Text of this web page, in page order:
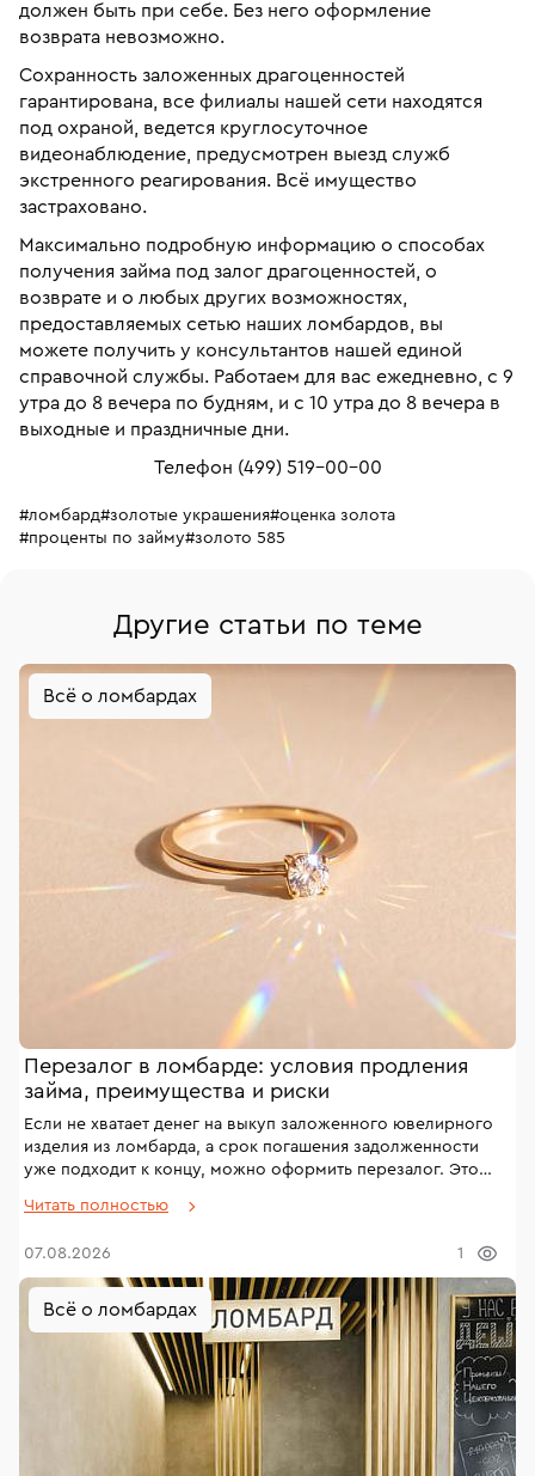
должен быть при себе. Без него оформление
возврата невозможно.
Сохранность заложенных драгоценностей
гарантирована, все филиалы нашей сети находятся
под охраной, ведется круглосуточное
видеонаблюдение, предусмотрен выезд служб
экстренного реагирования. Всё имущество
застраховано.
Максимально подробную информацию о способах
получения займа под залог драгоценностей, о
возврате и о любых других возможностях,
предоставляемых сетью наших ломбардов, вы
можете получить у консультантов нашей единой
справочной службы. Работаем для вас ежедневно, с 9
утра до 8 вечера по будням, и с 10 утра до 8 вечера в
выходные и праздничные дни.
Телефон (499) 519-00-00
#ломбард#золотые украшения#оценка золота
#проценты по займу#золото 585
Другие статьи по теме
Всё о ломбардах
Перезалог в ломбарде: условия продления
займа, преимущества и риски
Если не хватает денег на выкуп заложенного ювелирного
изделия из ломбарда, а срок погашения задолженности
уже подходит к концу, можно оформить перезалог. Это
можно сохранить и продлить первоначальные условия
ситуации и сохранить право на выкуп ценного предмета.
Читать полностью
07.08.2026 1
Всё о ломбардах